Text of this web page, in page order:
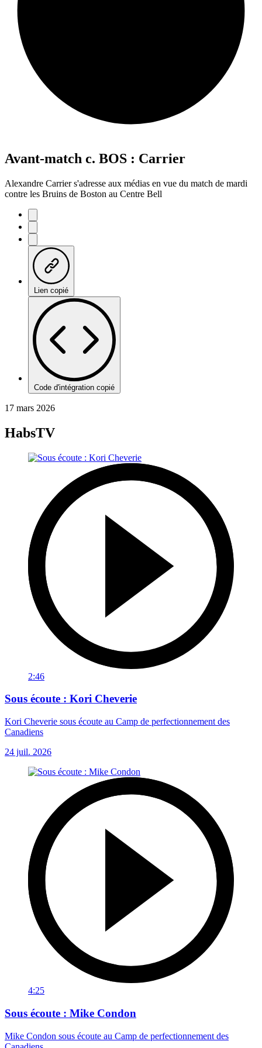
Avant-match c. BOS : Carrier
Alexandre Carrier s'adresse aux médias en vue du match de mardi
contre les Bruins de Boston au Centre Bell
Lien copié
Code d'intégration copié
17 mars 2026
HabsTV
2:46
Sous écoute : Kori Cheverie
Kori Cheverie sous écoute au Camp de perfectionnement des
Canadiens
24 juil. 2026
4:25
Sous écoute : Mike Condon
Mike Condon sous écoute au Camp de perfectionnement des